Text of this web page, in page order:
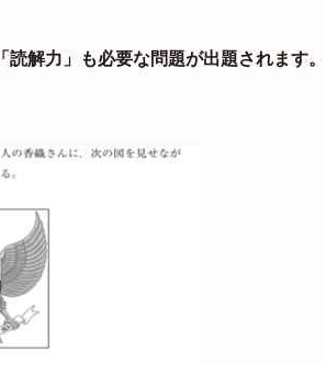
解力」も必要な問題が出題されます。